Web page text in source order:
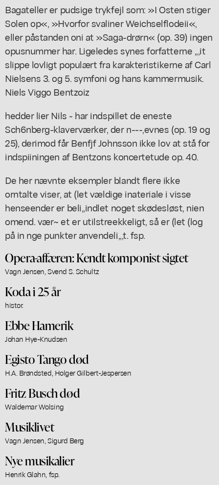
Bagateller er pudsige trykfejl som: »I Osten stiger
Solen op«, »Hvorfor svaliner Weichselflodeii«,
eller påstanden oni at »Saga-drørn« (op. 39) ingen
opusnummer har. Ligeledes synes forfatterne ,,,it
slippe lovligt populært fra karakteristikerne af Carl
Nielsens 3. og 5. symfoni og hans kammermusik.
Niels Viggo Bentzoiz
hedder lier Nils - har indspillet de eneste
Sch6nberg-klaverværker, der n---,evnes (op. 19 og
25), derimod får Benfjf Johnsson ikke lov at stå for
indspiiningen af Bentzons koncertetude op. 40.
De her nævnte eksempler blandt flere ikke
orntalte viser, at (let vældige inateriale i visse
henseender er beli,,indlet noget skødesløst, nien
omend. vær~ et er utilstreekkeligt, så er (let (log
på in nge punkter anvendeli,,,t. fsp.
Opera-affæren: Kendt komponist sigtet
Vagn Jensen, Svend S. Schultz
Koda i 25 år
histor.
Ebbe Hamerik
Johan Hye-Knudsen
Egisto Tango død
H.A. Brøndsted, Holger Gilbert-Jespersen
Fritz Busch død
Waldemar Wolsing
Musiklivet
Vagn Jensen, Sigurd Berg
Nye musikalier
Henrik Glahn, fsp.